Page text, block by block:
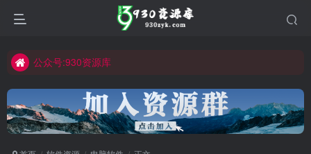
公众号:930资源库